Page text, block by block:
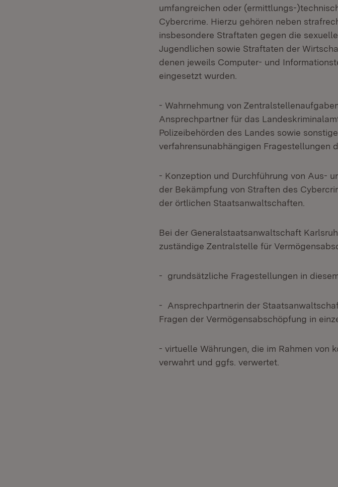
umfangreichen oder (ermittlungs-
Cybercrime. Hierzu gehören neben
insbesondere Straftaten gegen die
Jugendlichen sowie Straftaten der
denen jeweils Computer- und
eingesetzt wurden.
- Wahrnehmung von
Ansprechpartner für das
Polizeibehörden des Landes sowie
verfahrensunabhängigen Fragestellungen
- Konzeption und Durchführung von Aus-
der Bekämpfung von Straften des
der örtlichen Staatsanwaltschaften.
Bei der Generalstaatsanwaltschaft
zuständige Zentralstelle für
- grundsätzliche Fragestellungen in
- Ansprechpartnerin der
Fragen der Vermögensabschöpfung in
- virtuelle Währungen, die im Rahmen von
verwahrt und ggfs. verwertet.